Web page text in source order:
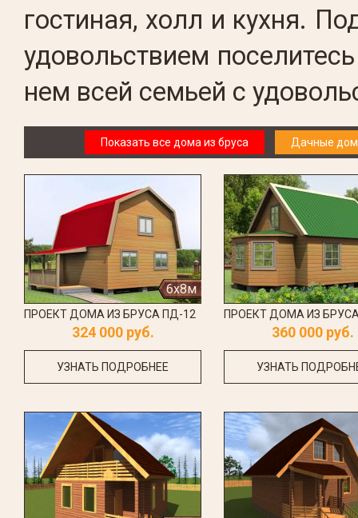
гостиная, холл и кухня.
удовольствием
нем всей семьей с
Показать все дома из бруса Дачные
6x8м
ПРОЕКТ ДОМА ИЗ БРУСА ПД-12
324 000 руб.
УЗНАТЬ ПОДРОБНЕЕ
ПРОЕКТ ДОМА ИЗ
360 000 руб.
УЗНАТЬ